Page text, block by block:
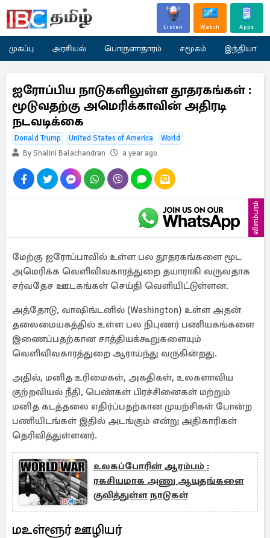
Listen Watch Apps
முகப்பு அரசியல் பொருளாதாரம் சமூகம் இந்தியா
ஐரோப்பிய நாடுகளிலுள்ள தூதரகங்கள் :
மூடுவதற்கு அமெரிக்காவின் அதிரடி
நடவடிக்கை
Donald Trump United States of America
World
By Shalini Balachandran
a year ago
விளம்பரம்
மேற்கு ஐரோப்பாவில் உள்ள பல தூதரகங்களை மூட
அமெரிக்க வெளிவிவகாரத்துறை தயாராகி வருவதாக
சர்வதேச ஊடகங்கள் செய்தி வெளியிட்டுள்ளன.
அத்தோடு, வாஷிங்டனில் (Washington) உள்ள அதன்
தலைமையகத்தில் உள்ள பல நிபுணர் பணியகங்களை
இணைப்பதற்கான சாத்தியக்கூறுகளையும்
வெளிவிவகாரத்துறை ஆராய்ந்து வருகின்றது.
அதில், மனித உரிமைகள், அகதிகள், உலகளாவிய
குற்றவியல் நீதி, பெண்கள் பிரச்சினைகள் மற்றும்
மனித கடத்தலை எதிர்ப்பதற்கான முயற்சிகள் போன்ற
பணியிடங்கள் இதில் அடங்கும் என்று அதிகாரிகள்
தெரிவித்துள்ளனர்.
உலகப்போரின் ஆரம்பம் :
ரகசியமாக அணு ஆயுதங்களை
குவித்துள்ள நாடுகள்
மஉள்ளூர் ஊழியர்